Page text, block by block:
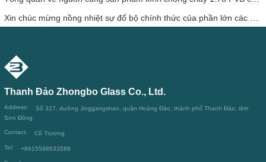
Thanh Đảo Zhongbo Glass Co., Ltd.
Address:
Số 327, đường Jinggangshan, quận Hoàng Đảo, thành phố Thanh Đảo, tỉnh
Sơn Đông
Contact: Cô Trương
Tel: +8615588633588